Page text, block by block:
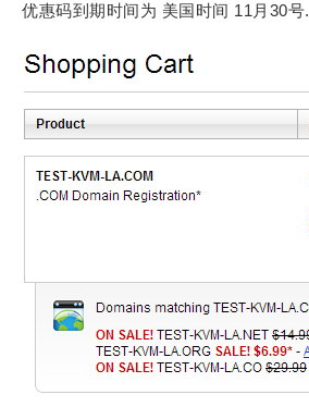
优惠码到期时间为 美国时间 11月30号.